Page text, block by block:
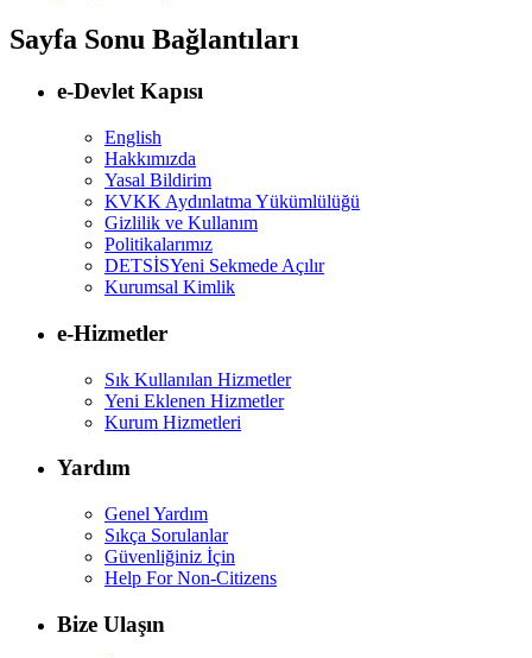
Sayfa Sonu Bağlantıları
e-Devlet Kapısı
English
Hakkımızda
Yasal Bildirim
KVKK Aydınlatma Yükümlülüğü
Gizlilik ve Kullanım
Politikalarımız
DETSİSYeni Sekmede Açılır
Kurumsal Kimlik
e-Hizmetler
Sık Kullanılan Hizmetler
Yeni Eklenen Hizmetler
Kurum Hizmetleri
Yardım
Genel Yardım
Sıkça Sorulanlar
Güvenliğiniz İçin
Help For Non-Citizens
Bize Ulaşın